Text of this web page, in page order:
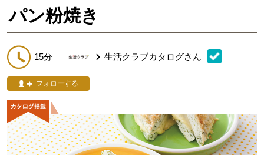
パン粉焼き
15分 生活クラブカタログさん
フォローする